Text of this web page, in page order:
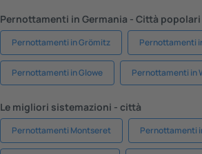
Pernottamenti in Germania - Città popolari
Pernottamenti in Grömitz Pernottamenti
Pernottamenti in Glowe Pernottamenti in
Le migliori sistemazioni - città
Pernottamenti Montseret Pernottamenti